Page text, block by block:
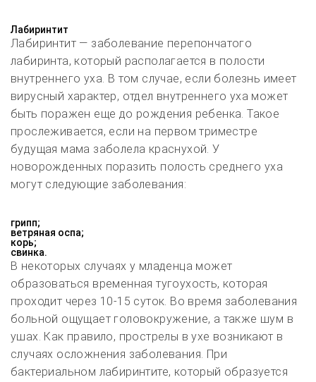
Лабиринтит
Лабиринтит — заболевание перепончатого
лабиринта, который располагается в полости
внутреннего уха. В том случае, если болезнь имеет
вирусный характер, отдел внутреннего уха может
быть поражен еще до рождения ребенка. Такое
прослеживается, если на первом триместре
будущая мама заболела краснухой. У
новорожденных поразить полость среднего уха
могут следующие заболевания:
грипп;
ветряная оспа;
корь;
свинка.
В некоторых случаях у младенца может
образоваться временная тугоухость, которая
проходит через 10-15 суток. Во время заболевания
больной ощущает головокружение, а также шум в
ушах. Как правило, прострелы в ухе возникают в
случаях осложнения заболевания. При
бактериальном лабиринтите, который образуется